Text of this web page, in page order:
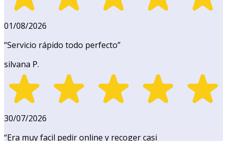
01/08/2026
“Servicio rápido todo perfecto”
silvana P.
30/07/2026
“Era muy facil pedir online y recoger casi